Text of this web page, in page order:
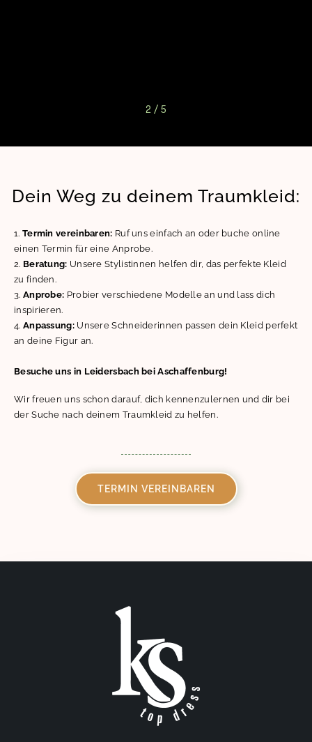
2 / 5
Dein Weg zu deinem Traumkleid:
Termin vereinbaren: Ruf uns einfach an oder buche online
einen Termin für eine Anprobe.
Beratung: Unsere Stylistinnen helfen dir, das perfekte Kleid
zu finden.
Anprobe: Probier verschiedene Modelle an und lass dich
inspirieren.
Anpassung:Unsere Schneiderinnen passen dein Kleid perfekt
an deine Figur an.
Besuche uns in Leidersbach bei Aschaffenburg!
Wir freuen uns schon darauf, dich kennenzulernen und dir bei
der Suche nach deinem Traumkleid zu helfen.
TERMIN VEREINBAREN